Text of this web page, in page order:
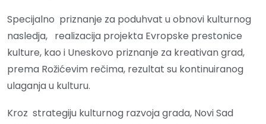
Specijalno priznanje za poduhvat u obnovi kulturnog
nasledja, realizacija projekta Evropske prestonice
kulture, kao i Uneskovo priznanje za kreativan grad,
prema Rožićevim rečima, rezultat su kontinuiranog
ulaganja u kulturu.
Kroz strategiju kulturnog razvoja grada, Novi Sad